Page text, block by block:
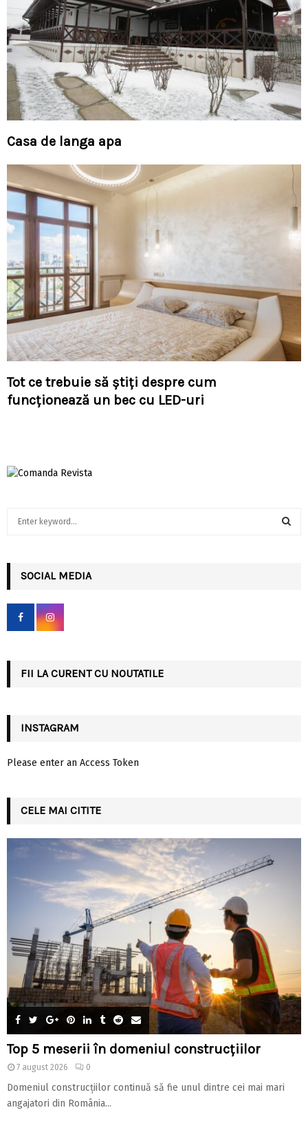
Casa de langa apa
Tot ce trebuie să știți despre cum
funcționează un bec cu LED-uri
h
f
r
SOCIAL MEDIA
FII LA CURENT CU NOUTATILE
INSTAGRAM
Please enter an Access Token
CELE MAI CITITE
Top 5 meserii în domeniul construcțiilor
7 august 2026 0
Domeniul construcțiilor continuă să fie unul dintre cei mai mari
angajatori din România...